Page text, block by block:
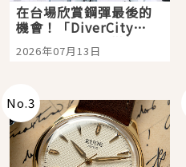
在台場欣賞鋼彈最後的
機會！「DiverCity
Tokyo Plaza」搭船、
購物、美食及夜景，一
2026年07月13日
No.3